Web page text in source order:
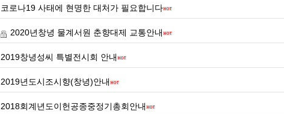
코로나19 사태에 현명한 대처가 필요합니다
2020년창녕 물계서원 춘향대제 교통안내
2019창녕성씨 특별전시회 안내
2019년도시조시향(창녕)안내
2018회계년도이헌공종중정기총회안내